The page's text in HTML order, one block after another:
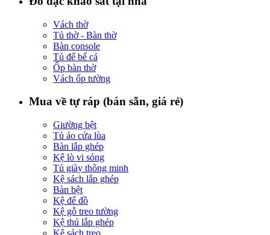
Vách thờ
Tủ thờ - Bàn thờ
Bàn console
Tủ để bể cá
Ốp bàn thờ
Vách ốp tường
Mua về tự ráp (bán sẵn, giá rẻ)
Giường bệt
Tủ áo cửa lùa
Bàn lắp ghép
Kệ lò vi sóng
Tủ giày thông minh
Kệ sách lắp ghép
Bàn bệt
Kệ để đồ
Kệ gỗ treo tường
Kệ thú lắp ghép
Kệ sách treo